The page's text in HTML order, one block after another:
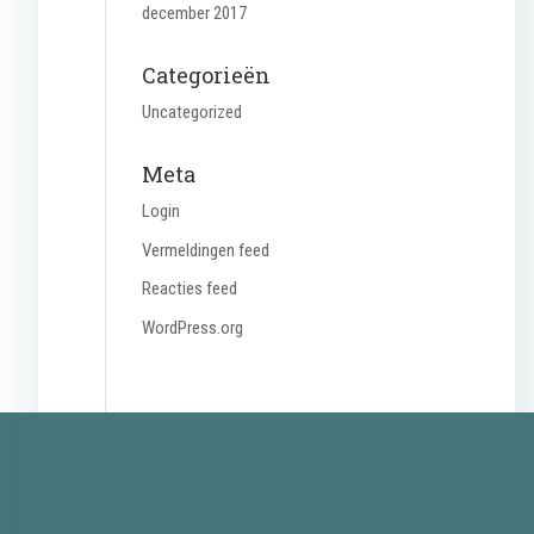
december 2017
Categorieën
Uncategorized
Meta
Login
Vermeldingen feed
Reacties feed
WordPress.org